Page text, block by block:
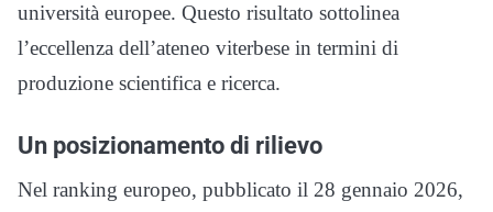
università europee. Questo risultato sottolinea
l’eccellenza dell’ateneo viterbese in termini di
produzione scientifica e ricerca.
Un posizionamento di rilievo
Nel ranking europeo, pubblicato il 28 gennaio 2026,